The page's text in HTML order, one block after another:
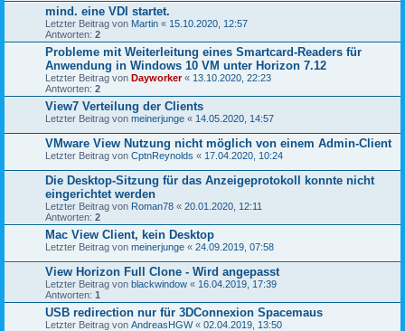
mind. eine VDI startet.
Letzter Beitrag von Martin « 15.10.2020, 12:57
Antworten: 2
Probleme mit Weiterleitung eines Smartcard-Readers für
Anwendung in Windows 10 VM unter Horizon 7.12
Letzter Beitrag von Dayworker« 13.10.2020, 22:23
Antworten: 2
View7 Verteilung der Clients
Letzter Beitrag von meinerjunge « 14.05.2020, 14:57
VMware View Nutzung nicht möglich von einem Admin-Client
Letzter Beitrag von CptnReynolds « 17.04.2020, 10:24
Die Desktop-Sitzung für das Anzeigeprotokoll konnte nicht
eingerichtet werden
Letzter Beitrag von Roman78 « 20.01.2020, 12:11
Antworten: 2
Mac View Client, kein Desktop
Letzter Beitrag von meinerjunge « 24.09.2019, 07:58
View Horizon Full Clone - Wird angepasst
Letzter Beitrag von blackwindow « 16.04.2019, 17:39
Antworten: 1
USB redirection nur für 3DConnexion Spacemaus
Letzter Beitrag von AndreasHGW« 02.04.2019, 13:50